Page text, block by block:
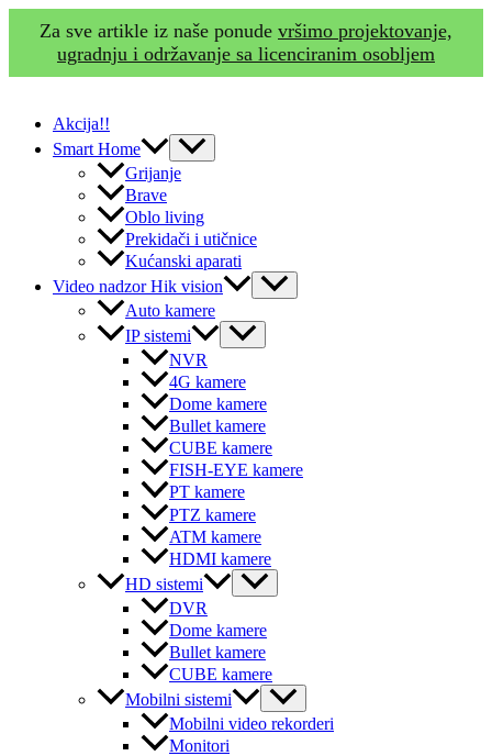
Za sve artikle iz naše ponude vršimo projektovanje,
ugradnju i održavanje sa licenciranim osobljem
contentAkcija!!
Smart Home
Menu
Toggle
Grijanje
Brave
Oblo living
Prekidači i utičnice
Kućanski aparati
Video nadzor Hik vision
Menu
Toggle
Auto kamere
IP sistemi
Menu
Toggle
NVR
4G kamere
Dome kamere
Bullet kamere
CUBE kamere
FISH-EYE kamere
PT kamere
PTZ kamere
ATM kamere
HDMI kamere
HD sistemi
Menu
Toggle
DVR
Dome kamere
Bullet kamere
CUBE kamere
Mobilni sistemi
Menu
Toggle
Mobilni video rekorderi
Monitori